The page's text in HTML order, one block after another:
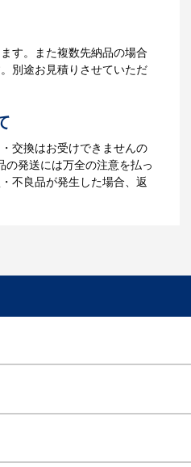
のご入稿後
。
ある場合、3
す。
をもっとみる
す。また複数先納品の場合
別途お見積りさせていただ
交換はお受けできませんの
の発送には万全の注意を払っ
不良品が発生した場合、返